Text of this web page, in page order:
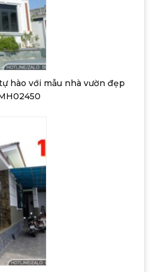
hào với mẫu nhà vườn đẹp